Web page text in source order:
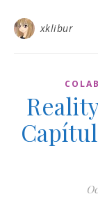
xklibur